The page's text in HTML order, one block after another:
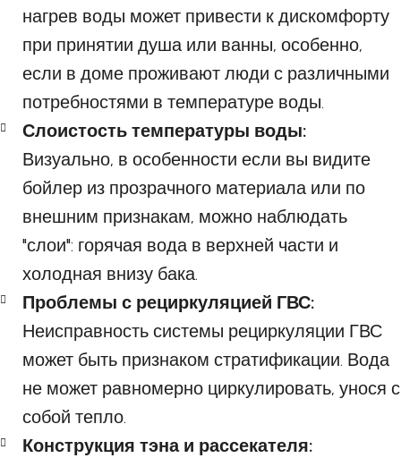
нагрев воды может привести к дискомфорту
при принятии душа или ванны, особенно,
если в доме проживают люди с различными
потребностями в температуре воды.
Слоистость температуры воды:
Визуально, в особенности если вы видите
бойлер из прозрачного материала или по
внешним признакам, можно наблюдать
"слои": горячая вода в верхней части и
холодная внизу бака.
Проблемы с рециркуляцией ГВС:
Неисправность системы рециркуляции ГВС
может быть признаком стратификации. Вода
не может равномерно циркулировать, унося с
собой тепло.
Конструкция тэна и рассекателя: